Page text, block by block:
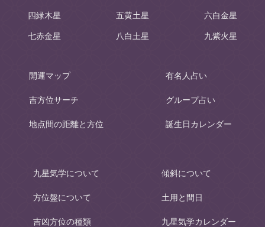
四緑木星 五黄土星 六白金星
七赤金星 八白土星 九紫火星
開運マップ
吉方位サーチ
地点間の距離と方位
有名人占い
グループ占い
誕生日カレンダー
九星気学について
方位盤について
吉凶方位の種類
傾斜について
土用と間日
九星気学カレンダー